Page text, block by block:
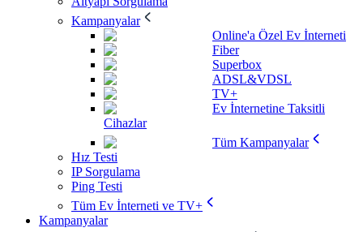
Kampanyalar
Online'a Özel Ev İnterneti
Fiber
Superbox
ADSL&VDSL
TV+
Ev İnternetine Taksitli
Cihazlar
Tüm Kampanyalar
Hız Testi
IP Sorgulama
Ping Testi
Tüm Ev İnterneti ve TV+
Kampanyalar